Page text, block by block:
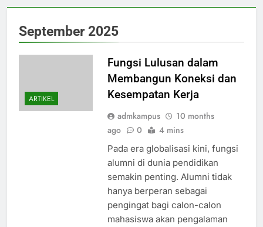
September 2025
ARTIKEL
Fungsi Lulusan dalam
Membangun Koneksi dan
Kesempatan Kerja
admkampus
10 months
ago
0 4 mins
Pada era globalisasi kini, fungsi
alumni di dunia pendidikan
semakin penting. Alumni tidak
hanya berperan sebagai
pengingat bagi calon-calon
mahasiswa akan pengalaman